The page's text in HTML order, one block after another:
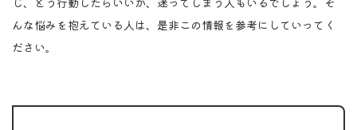
んな悩みを抱えている人は、是非この情報を参考にしていってく
ださい。